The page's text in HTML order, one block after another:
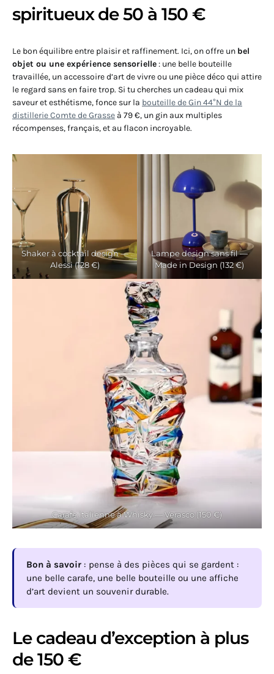
spiritueux de 50 à 150 €
Le bon équilibre entre plaisir et raffinement. Ici, on offre un bel
objet ou une expérience sensorielle: une belle bouteille
travaillée, un accessoire d’art de vivre ou une pièce déco qui attire
le regard sans en faire trop. Si tu cherches un cadeau qui mix
saveur et esthétisme, fonce sur la bouteille de Gin 44°N de la
distillerie Comte de Grasse à 79 €, un gin aux multiples
récompenses, français, et au flacon incroyable.
Shaker à cocktail design —
Alessi (128 €)
Lampe design sans fil —
Made in Design (132 €)
Carafe italienne à Whisky — Verasco (150 €)
Bon à savoir : pense à des pièces qui se gardent :
une belle carafe, une belle bouteille ou une affiche
d’art devient un souvenir durable.
Le cadeau d’exception à plus
de 150 €